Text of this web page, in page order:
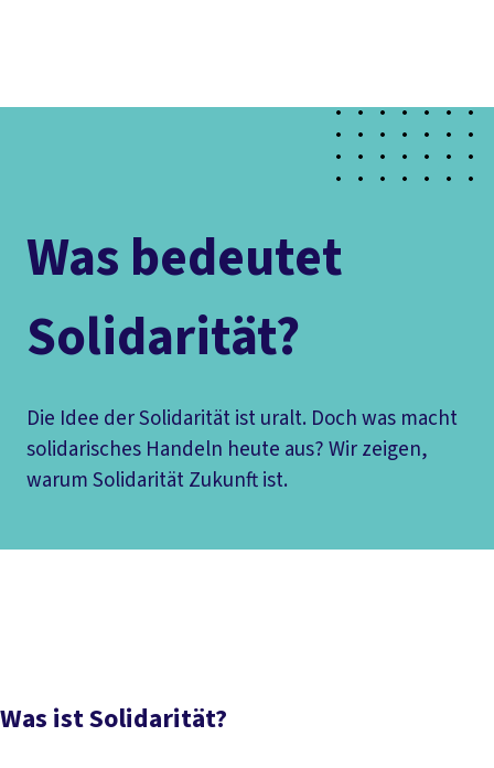
Mitmachen Politik
Was bedeutet
Solidarität?
Die Idee der Solidarität ist uralt. Doch was macht
solidarisches Handeln heute aus? Wir zeigen,
warum Solidarität Zukunft ist.
Was ist Solidarität?